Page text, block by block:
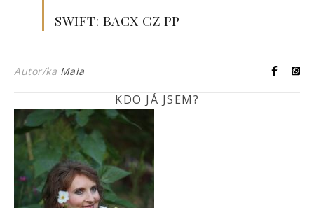
SWIFT: BACX CZ PP
Autor/ka Maia
KDO JÁ JSEM?